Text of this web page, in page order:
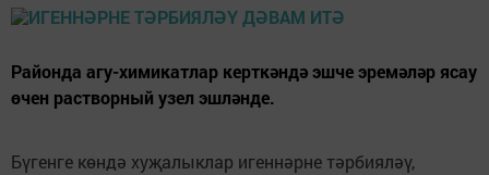
Районда агу-химикатлар керткәндә эшче эремәләр ясау
өчен растворный узел эшләнде.
Бүгенге көндә хуҗалыклар игеннәрне тәрбияләү,